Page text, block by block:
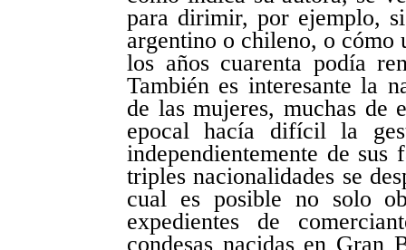
para dirimir, por ejemplo,
argentino o chileno, o cómo
los años cuarenta podía
También es interesante la
de las mujeres, muchas de
epocal hacía difícil la
independientemente de sus
triples nacionalidades se
cual es posible no solo
expedientes de
condesas nacidas en Gran